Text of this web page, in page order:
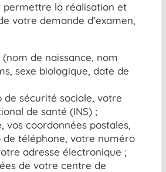
permettre la réalisation et
votre demande d’examen,
de naissance, nom
sexe biologique, date de
de sécurité sociale, votre
de santé (INS) ;
vos coordonnées postales,
téléphone, votre numéro
adresse électronique ;
de votre centre de